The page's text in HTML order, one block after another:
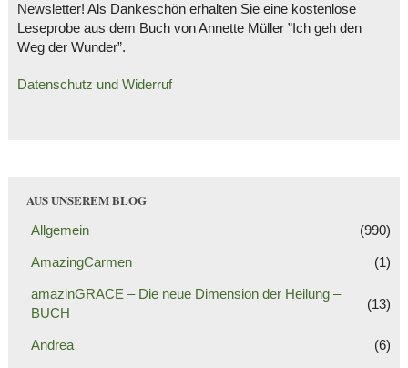
Newsletter! Als Dankeschön erhalten Sie eine kostenlose
Leseprobe aus dem Buch von Annette Müller ”Ich geh den
Weg der Wunder”.
Datenschutz und Widerruf
AUS UNSEREM BLOG
Allgemein (990)
AmazingCarmen (1)
amazinGRACE – Die neue Dimension der Heilung –
BUCH
(13)
Andrea (6)